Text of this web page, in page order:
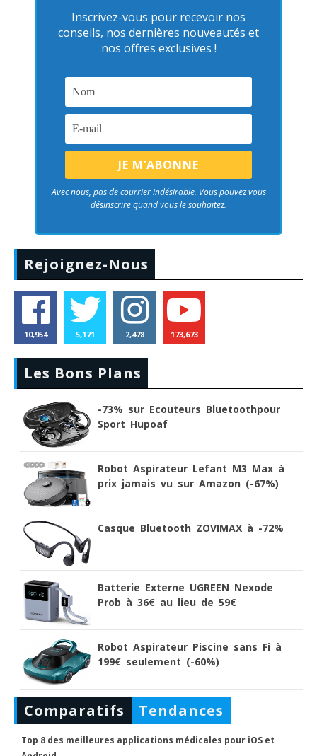
Inscrivez-vous pour recevoir nos
conseils, nos dernières nouveautés et
nos offres exclusives !
Avec nous, pas de courrier indésirable. Vous pouvez vous
désinscrire quand vous le souhaitez.
Rejoignez-Nous
10,954 5,171 2,478 173,673
Les Bons Plans
-73% sur Ecouteurs Bluetoothpour
Sport Hupoaf
Robot Aspirateur Lefant M3 Max à
prix jamais vu sur Amazon (-67%)
Casque Bluetooth ZOVIMAX à -72%
Batterie Externe UGREEN Nexode
Prob à 36€ au lieu de 59€
Robot Aspirateur Piscine sans Fi à
199€ seulement (-60%)
Comparatifs Tendances
Top 8 des meilleures applications médicales pour iOS et